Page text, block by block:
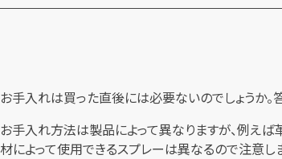
お手入れは買った直後には必要ないのでしょうか。
お手入れ方法は製品によって異なりますが、例え
材によって使用できるスプレーは異なるので注意しま